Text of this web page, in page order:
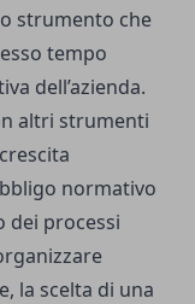
strumento che
tempo
dell’azienda.
altri strumenti
normativo
dei processi
la scelta di una